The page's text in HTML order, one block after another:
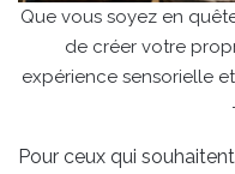
Que vous soyez en
de créer votre
expérience sensorielle
Pour ceux qui